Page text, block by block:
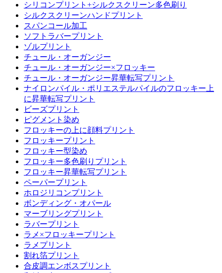
シリコンプリント+シルクスクリーン多色刷り
シルクスクリーンハンドプリント
スパンコール加工
ソフトラバープリント
ゾルプリント
チュール・オーガンジー
チュール・オーガンジー×フロッキー
チュール・オーガンジー昇華転写プリント
ナイロンパイル・ポリエステルパイルのフロッキー上
に昇華転写プリント
ビーズプリント
ピグメント染め
フロッキーの上に顔料プリント
フロッキープリント
フロッキー型染め
フロッキー多色刷りプリント
フロッキー昇華転写プリント
ペーパープリント
ホロジリコンプリント
ボンディング・オパール
マーブリングプリント
ラバープリント
ラメ×フロッキープリント
ラメプリント
割れ箔プリント
合皮調エンボスプリント